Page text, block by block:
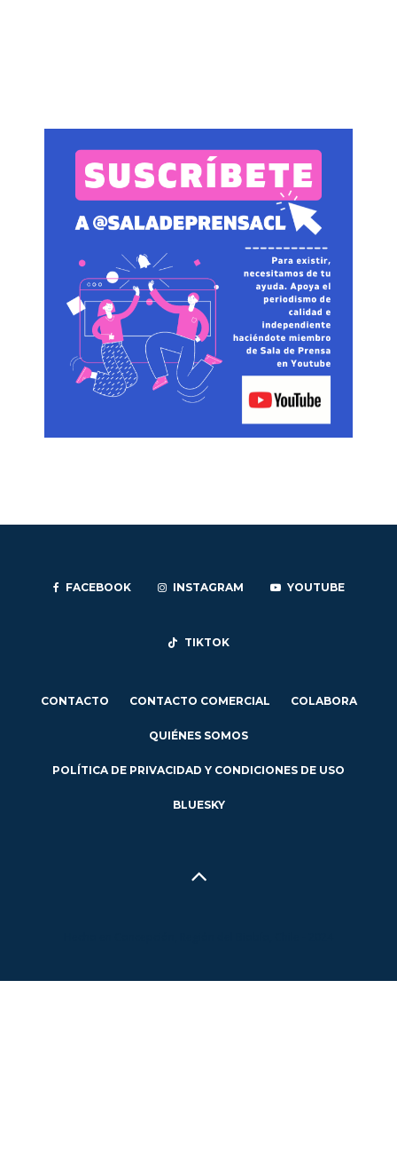
FACEBOOK INSTAGRAM YOUTUBE
TIKTOK
CONTACTO CONTACTO COMERCIAL COLABORA
QUIÉNES SOMOS
POLÍTICA DE PRIVACIDAD Y CONDICIONES DE USO
BLUESKY